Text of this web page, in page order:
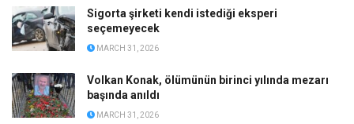
Sigorta şirketi kendi istediği eksperi
seçemeyecek
MARCH 31, 2026
Volkan Konak, ölümünün birinci yılında mezarı
başında anıldı
MARCH 31, 2026